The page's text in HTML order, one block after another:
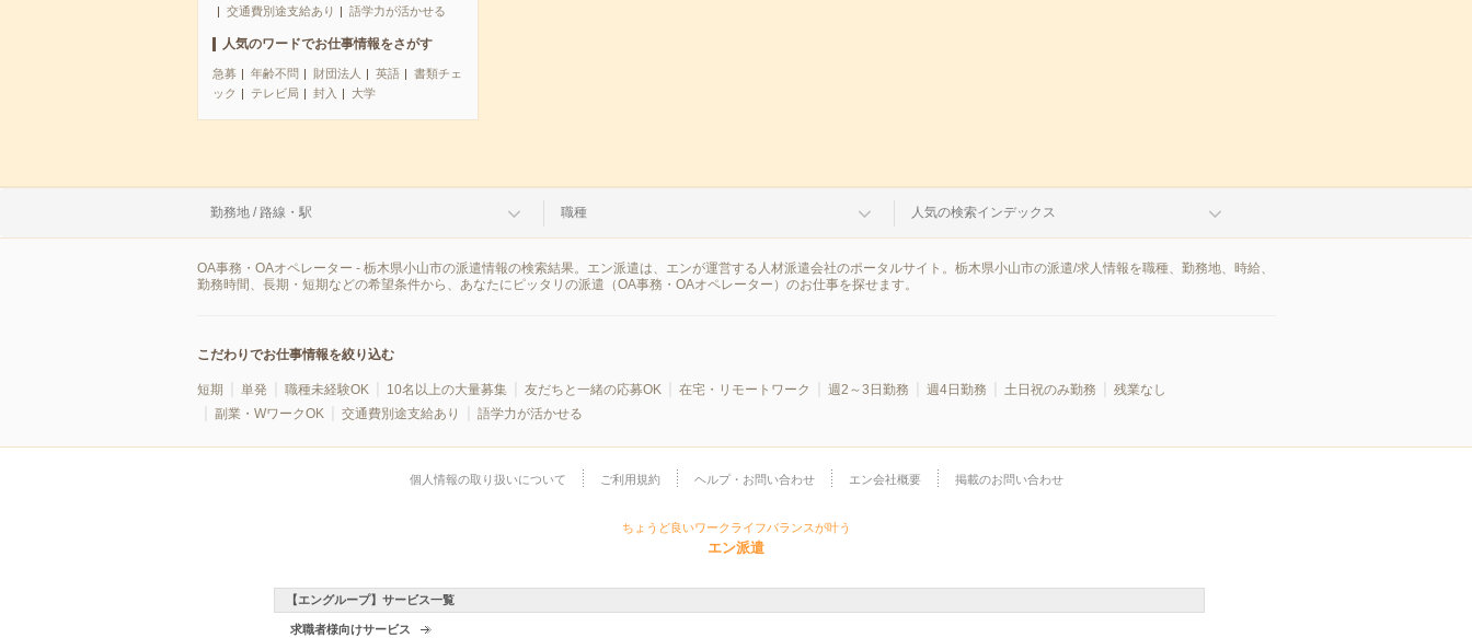
交通費別途支給あり
語学力が活かせる
人気のワードでお仕事情報をさがす
急募 年齢不問 財団法人 英語
書類チェ
ック
テレビ局 封入 大学
勤務地 / 路線・駅 職種 人気の検索インデックス
OA事務・OAオペレーター - 栃木県小山市の派遣情報の検索結果。エン派遣は、エンが運営する人材派遣会社のポータルサイト。栃木県小山市の派遣/求人情報を職種、勤務地、時給、
勤務時間、長期・短期などの希望条件から、あなたにピッタリの派遣（OA事務・OAオペレーター）のお仕事を探せます。
こだわりでお仕事情報を絞り込む
短期 単発 職種未経験OK 10名以上の大量募集 友だちと一緒の応募OK 在宅・リモートワーク 週2～3日勤務 週4日勤務 土日祝のみ勤務
残業なし
副業・WワークOK
交通費別途支給あり 語学力が活かせる
個人情報の取り扱いについて ご利用規約 ヘルプ・お問い合わせ エン会社概要 掲載のお問い合わせ
ちょうど良いワークライフバランスが叶う
エン派遣
【エングループ】サービス一覧
求職者様向けサービス